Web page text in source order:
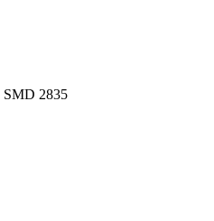
SMD 2835